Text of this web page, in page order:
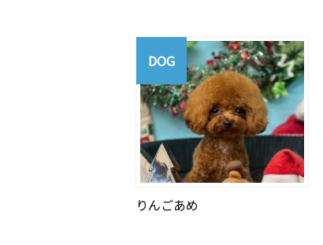
DOG
りんごあめ